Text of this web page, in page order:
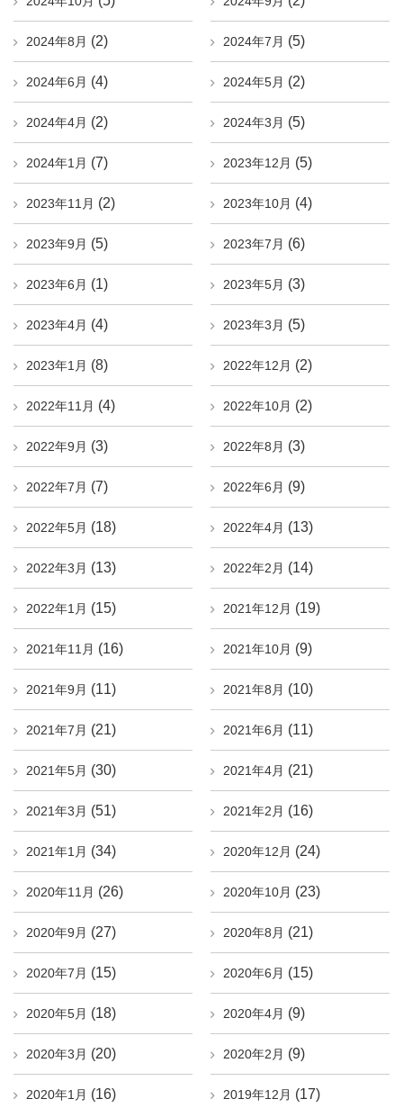
2024年8月 (2) 2024年7月 (5)
2024年6月 (4) 2024年5月 (2)
2024年4月 (2) 2024年3月 (5)
2024年1月 (7) 2023年12月 (5)
2023年11月 (2) 2023年10月 (4)
2023年9月 (5) 2023年7月 (6)
2023年6月 (1) 2023年5月 (3)
2023年4月 (4) 2023年3月 (5)
2023年1月 (8) 2022年12月 (2)
2022年11月 (4) 2022年10月 (2)
2022年9月 (3) 2022年8月 (3)
2022年7月 (7) 2022年6月 (9)
2022年5月 (18) 2022年4月 (13)
2022年3月 (13) 2022年2月 (14)
2022年1月 (15) 2021年12月 (19)
2021年11月 (16) 2021年10月 (9)
2021年9月 (11) 2021年8月 (10)
2021年7月 (21) 2021年6月 (11)
2021年5月 (30) 2021年4月 (21)
2021年3月 (51) 2021年2月 (16)
2021年1月 (34) 2020年12月 (24)
2020年11月 (26) 2020年10月 (23)
2020年9月 (27) 2020年8月 (21)
2020年7月 (15) 2020年6月 (15)
2020年5月 (18) 2020年4月 (9)
2020年3月 (20) 2020年2月 (9)
2020年1月 (16) 2019年12月 (17)